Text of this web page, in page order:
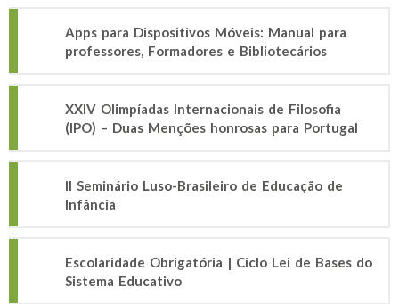
Apps para Dispositivos Móveis: Manual para
professores, Formadores e Bibliotecários
XXIV Olimpíadas Internacionais de Filosofia
(IPO) – Duas Menções honrosas para Portugal
II Seminário Luso-Brasileiro de Educação de
Infância
Escolaridade Obrigatória | Ciclo Lei de Bases do
Sistema Educativo